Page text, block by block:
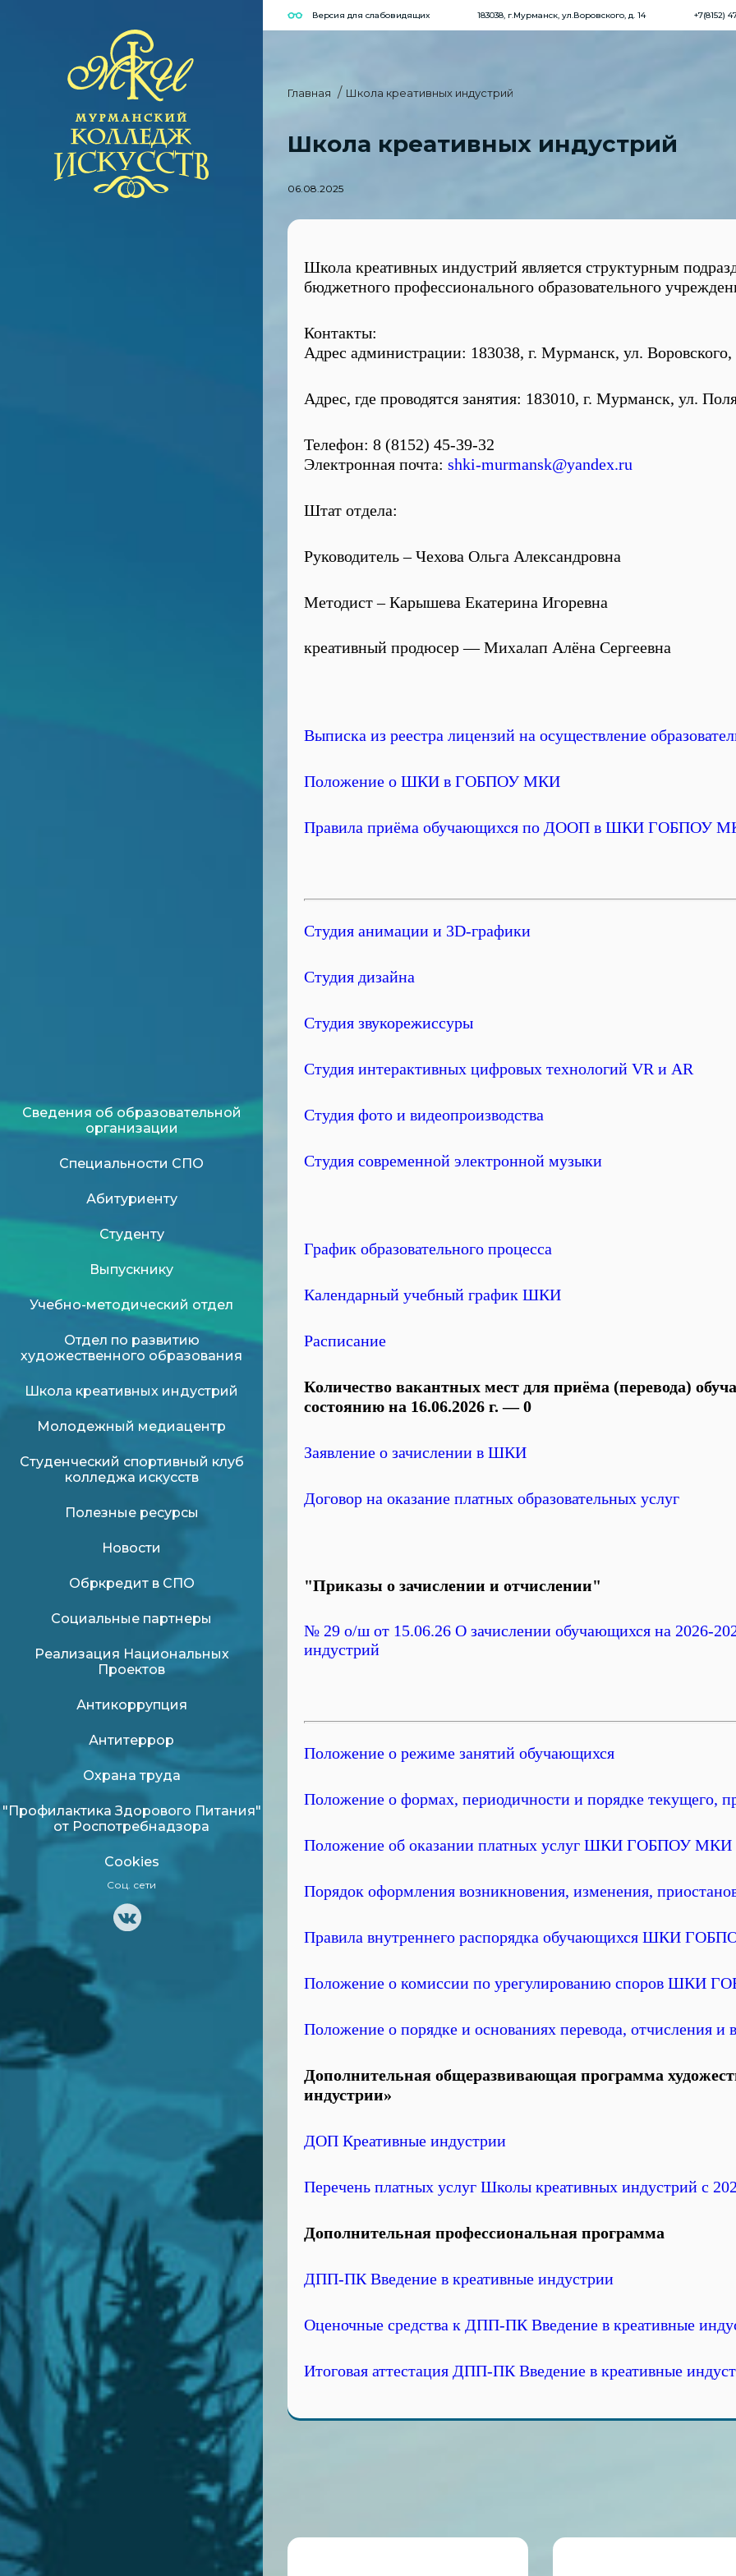
Сведения об образовательной
организации
Специальности СПО
Абитуриенту
Студенту
Выпускнику
Учебно-методический отдел
Отдел по развитию
художественного образования
Школа креативных индустрий
Молодежный медиацентр
Студенческий спортивный клуб
колледжа искусств
Полезные ресурсы
Новости
Обркредит в СПО
Социальные партнеры
Реализация Национальных
Проектов
Антикоррупция
Антитеррор
Охрана труда
"Профилактика Здорового Питания"
от Роспотребнадзора
Cookies
Соц. сети
Версия для слабовидящих 183038, г.Мурманск, ул.Воровского, д. 14 +7(8152)
Главная Школа креативных индустрий
Школа креативных индустрий
06.08.2025
Школа креативных индустрий является структурным
бюджетного профессионального образовательного
Контакты:
Адрес администрации: 183038, г. Мурманск, ул. Воровского,
Адрес, где проводятся занятия: 183010, г. Мурманск, ул.
Телефон: 8 (8152) 45-39-32
Электронная почта: shki-murmansk@yandex.ru
Штат отдела:
Руководитель – Чехова Ольга Александровна
Методист – Карышева Екатерина Игоревна
креативный продюсер — Михалап Алёна Сергеевна
Выписка из реестра лицензий на осуществление
Положение о ШКИ в ГОБПОУ МКИ
Правила приёма обучающихся по ДООП в ШКИ ГОБПОУ
Студия анимации и 3D-графики
Студия дизайна
Студия звукорежиссуры
Студия интерактивных цифровых технологий VR и AR
Студия фото и видеопроизводства
Студия современной электронной музыки
График образовательного процесса
Календарный учебный график ШКИ
Расписание
Количество вакантных мест для приёма (перевода)
состоянию на 16.06.2026 г. — 0
Заявление о зачислении в ШКИ
Договор на оказание платных образовательных услуг
"Приказы о зачислении и отчислении"
№ 29 о/ш от 15.06.26 О зачислении обучающихся на 2026-
индустрий
Положение о режиме занятий обучающихся
Положение о формах, периодичности и порядке текущего,
Положение об оказании платных услуг ШКИ ГОБПОУ МКИ
Порядок оформления возникновения, изменения,
Правила внутреннего распорядка обучающихся ШКИ
Положение о комиссии по урегулированию споров ШКИ
Положение о порядке и основаниях перевода, отчисления и
Дополнительная общеразвивающая программа
индустрии»
ДОП Креативные индустрии
Перечень платных услуг Школы креативных индустрий с
Дополнительная профессиональная программа
ДПП-ПК Введение в креативные индустрии
Оценочные средства к ДПП-ПК Введение в креативные
Итоговая аттестация ДПП-ПК Введение в креативные